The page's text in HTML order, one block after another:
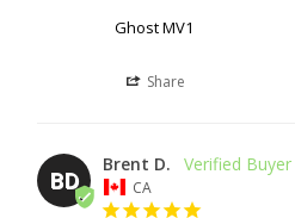
Ghost MV1
Share
BD
Brent D.
CA